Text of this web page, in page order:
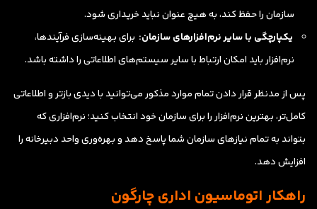
سازمان را حفظ کند، به هیچ عنوان نباید خریداری شود.
یکپارچگی با سایر نرم‌افزارهای سازمان: برای بهینه‌سازی فرآیندها،
نرم‌افزار باید امکان ارتباط با سایر سیستم‌های اطلاعاتی را داشته باشد.
پس از مدنظر قرار دادن تمام موارد مذکور می‌توانید با دیدی بازتر و اطلاعاتی
کامل‌تر، بهترین نرم‌افزار را برای سازمان خود انتخاب کنید؛ نرم‌افزاری که
بتواند به تمام نیازهای سازمان شما پاسخ دهد و بهره‌وری واحد دبیرخانه را
افزایش دهد.
راهکار اتوماسیون اداری چارگون